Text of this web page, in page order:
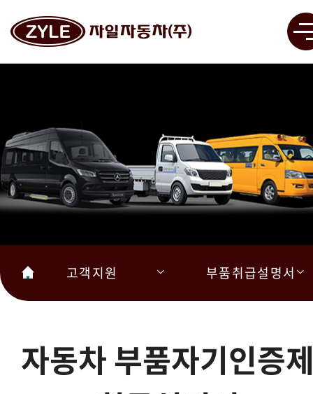
고객지원 부품취급설명서
자동차 부품자기인증